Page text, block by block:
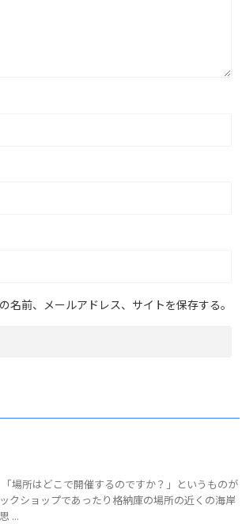
前、メールアドレス、サイトを保存する。
場所はどこで開催するのですか？」というものが
クショップであったり格納庫の場所の近くの海岸
...